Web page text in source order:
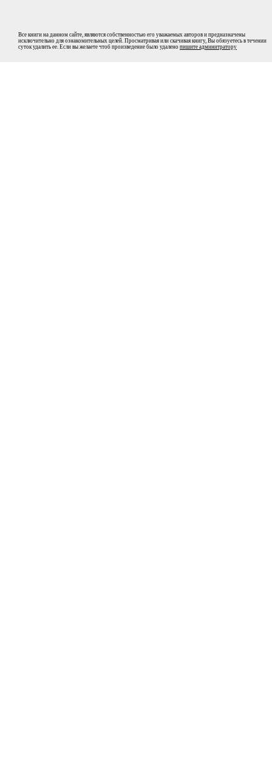
Все книги на данном сайте, являются собственностью его уважаемых авторов и предназначены
исключительно для ознакомительных целей. Просматривая или скачивая книгу, Вы обязуетесь в течении
суток удалить ее. Если вы желаете чтоб произведение было удалено пишите админитратору